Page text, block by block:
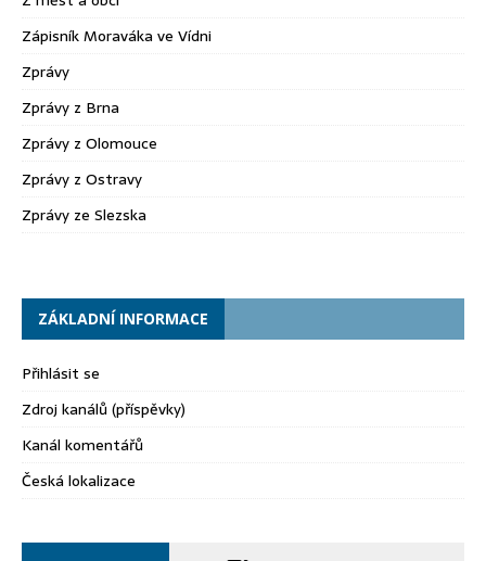
Zápisník Moraváka ve Vídni
Zprávy
Zprávy z Brna
Zprávy z Olomouce
Zprávy z Ostravy
Zprávy ze Slezska
ZÁKLADNÍ INFORMACE
Přihlásit se
Zdroj kanálů (příspěvky)
Kanál komentářů
Česká lokalizace